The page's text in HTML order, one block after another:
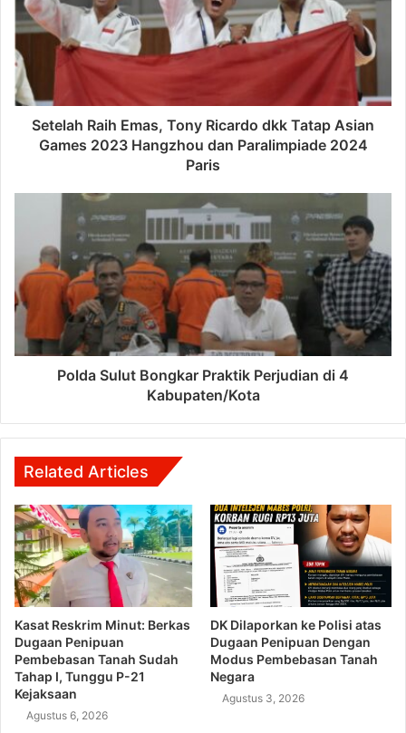
Setelah Raih Emas, Tony Ricardo dkk Tatap Asian
Games 2023 Hangzhou dan Paralimpiade 2024
Paris
Polda Sulut Bongkar Praktik Perjudian di 4
Kabupaten/Kota
Related Articles
Kasat Reskrim Minut: Berkas
Dugaan Penipuan
Pembebasan Tanah Sudah
Tahap I, Tunggu P-21
Kejaksaan
Agustus 6, 2026
DK Dilaporkan ke Polisi atas
Dugaan Penipuan Dengan
Modus Pembebasan Tanah
Negara
Agustus 3, 2026